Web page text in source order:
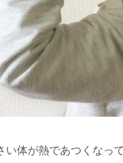
体が熱であつくなっ